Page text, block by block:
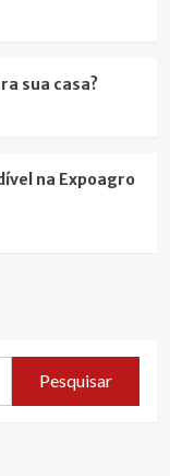
sua casa?
na Expoagro
Pesquisar